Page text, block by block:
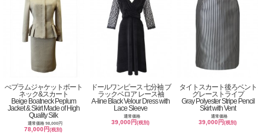
ぺプラムジャケットボート
ネック&スカート
Beige Boatneck Peplum
Jacket & Skirt Made of High
Quality Silk
通常価格 98,000円
78,000円(税別)
ドールワンピース 七分袖 ブ
ラックベロア レース袖
A-line Black Velour Dress with
Lace Sleeve
通常価格
39,000円(税別)
タイトスカート後ろベント
グレーストライプ
Gray Polyester Stripe Pencil
Skirt with Vent
通常価格
39,000円(税別)